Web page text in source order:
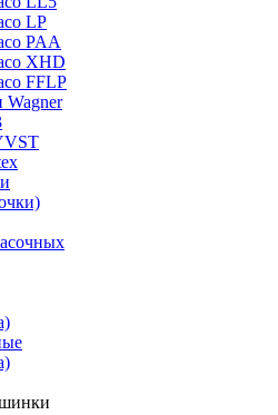
LP
PAA
XHD
FFLP